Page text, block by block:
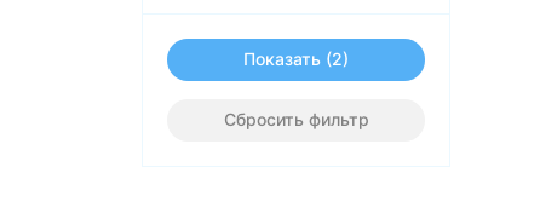
Показать
Сбросить фильтр